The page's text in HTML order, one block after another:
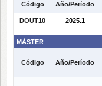
Código Año/Período
DOUT10 2025.1
MÁSTER
Código Año/Período